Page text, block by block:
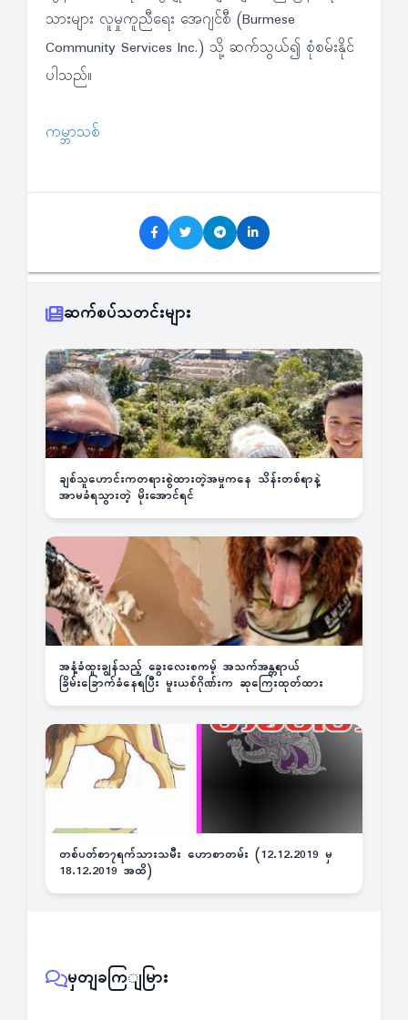
သားများ လူမှုကူညီရေး အေဂျင်စီ (Burmese
Community Services Inc.) သို့ ဆက်သွယ်၍ စုံစမ်းနိုင်
ပါသည်။
ကမ္ဘာသစ်
ဆက်စပ်သတင်းများ
ချစ်သူဟောင်းကတရားစွဲထားတဲ့အမှုကနေ သိန်းတစ်ရာနဲ့
အာမခံရသွားတဲ့ မိုးအောင်ရင်
အနံ့ခံထူးချွန်သည့် ခွေးလေးစကမ့် အသက်အန္တရာယ်
ခြိမ်းခြောက်ခံနေရပြီး မူးယစ်ဂိုဏ်းက ဆုကြေးထုတ်ထား
တစ်ပတ်စာ၇ရက်သားသမီး ဟောစာတမ်း (12.12.2019 မှ
18.12.2019 အထိ)
မှတျခကြျမြား